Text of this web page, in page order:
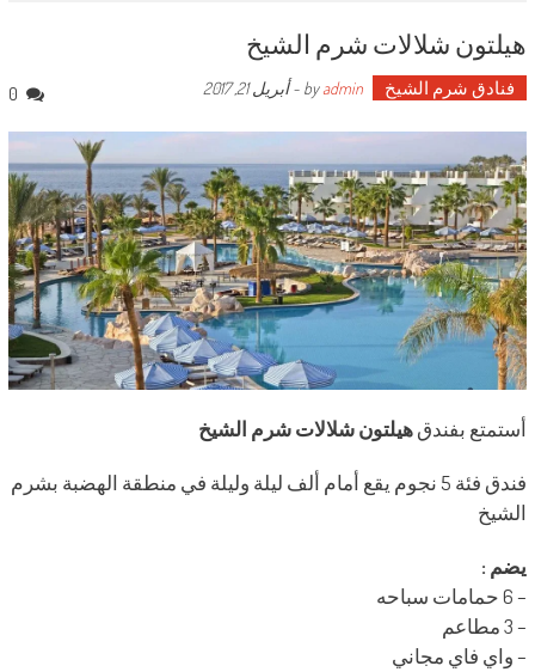
هيلتون شلالات شرم الشيخ
فنادق شرم الشيخ admin
-أبريل 21, 2017 0
أستمتع بفندقهيلتون شلالات شرم الشيخ
فندق فئة 5 نجوم يقع أمام ألف ليلة وليلة في منطقة الهضبة بشرم
الشيخ
يضم :
– 6 حمامات سباحه
– 3 مطاعم
– واي فاي مجاني